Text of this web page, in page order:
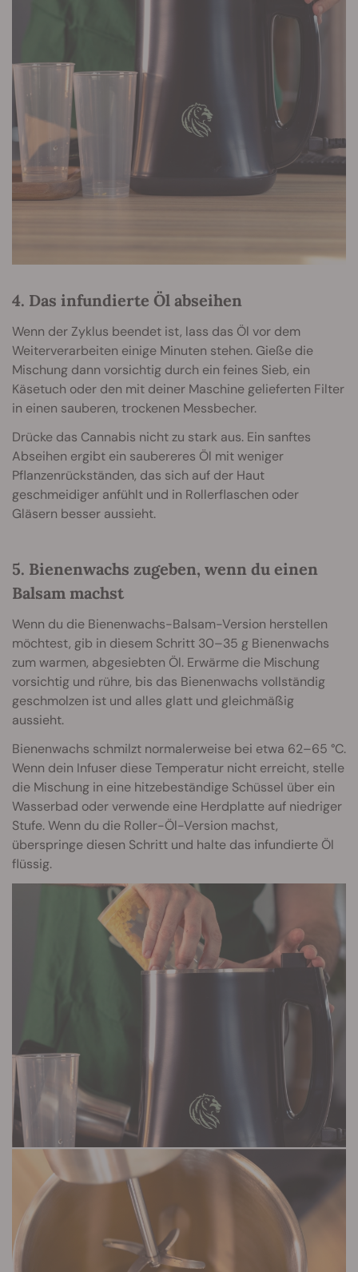
4. Das infundierte Öl abseihen
Wenn der Zyklus beendet ist, lass das Öl vor dem
Weiterverarbeiten einige Minuten stehen. Gieße die
Mischung dann vorsichtig durch ein feines Sieb, ein
Käsetuch oder den mit deiner Maschine gelieferten Filter
in einen sauberen, trockenen Messbecher.
Drücke das Cannabis nicht zu stark aus. Ein sanftes
Abseihen ergibt ein saubereres Öl mit weniger
Pflanzenrückständen, das sich auf der Haut
geschmeidiger anfühlt und in Rollerflaschen oder
Gläsern besser aussieht.
5. Bienenwachs zugeben, wenn du einen
Balsam machst
Wenn du die Bienenwachs-Balsam-Version herstellen
möchtest, gib in diesem Schritt 30–35 g Bienenwachs
zum warmen, abgesiebten Öl. Erwärme die Mischung
vorsichtig und rühre, bis das Bienenwachs vollständig
geschmolzen ist und alles glatt und gleichmäßig
aussieht.
Bienenwachs schmilzt normalerweise bei etwa 62–65 °C.
Wenn dein Infuser diese Temperatur nicht erreicht, stelle
die Mischung in eine hitzebeständige Schüssel über ein
Wasserbad oder verwende eine Herdplatte auf niedriger
Stufe. Wenn du die Roller-Öl-Version machst,
überspringe diesen Schritt und halte das infundierte Öl
flüssig.